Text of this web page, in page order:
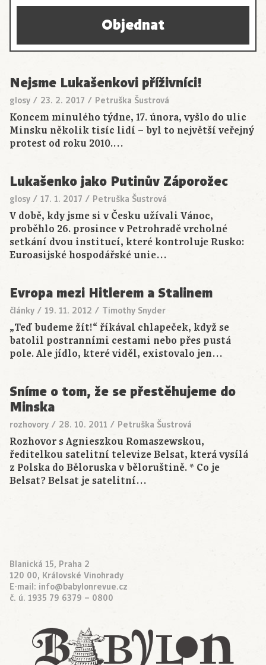
Objednat
Nejsme Lukašenkovi příživníci!
glosy / 23. 2. 2017 / Petruška Šustrová
Koncem minulého týdne, 17. února, vyšlo do ulic
Minsku několik tisíc lidí – byl to největší veřejný
protest od roku 2010.…
Lukašenko jako Putinův Záporožec
glosy / 17. 1. 2017 / Petruška Šustrová
V době, kdy jsme si v Česku užívali Vánoc,
proběhlo 26. prosince v Petrohradě vrcholné
setkání dvou institucí, které kontroluje Rusko:
Euroasijské hospodářské unie…
Evropa mezi Hitlerem a Stalinem
články / 19. 11. 2012 / Timothy Snyder
„Teď budeme žít!“ říkával chlapeček, když se
batolil postranními cestami nebo přes pustá
pole. Ale jídlo, které viděl, existovalo jen…
Sníme o tom, že se přestěhujeme do
Minska
rozhovory / 28. 10. 2011 / Petruška Šustrová
Rozhovor s Agnieszkou Romaszewskou,
ředitelkou satelitní televize Belsat, která vysílá
z Polska do Běloruska v běloruštině. * Co je
Belsat? Belsat je satelitní…
Blanická 15, Praha 2
120 00, Královské Vinohrady
E-mail: info@babylonrevue.cz
č. ú. 1935 79 6379 – 0800